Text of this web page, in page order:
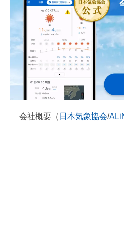
会社概要（ 日本気象協会/